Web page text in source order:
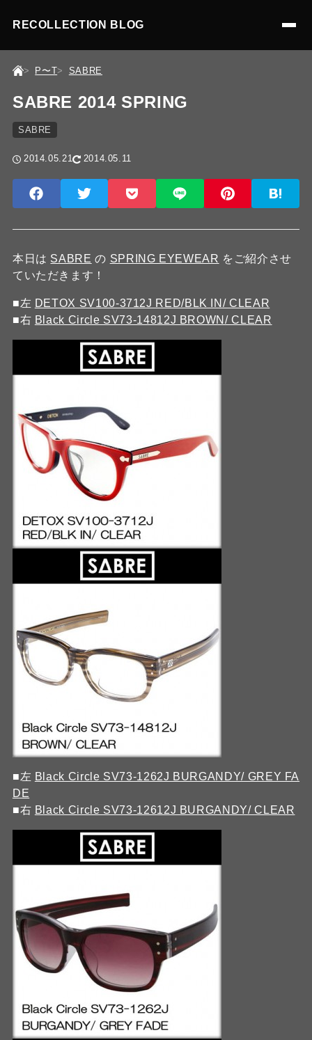
RECOLLECTION BLOG
P〜T SABRE
SABRE 2014 SPRING
SABRE
2014.05.21 2014.05.11
本日は SABRE の SPRING EYEWEAR をご紹介させ
ていただきます！
■左 DETOX SV100-3712J RED/BLK IN/ CLEAR
■右 Black Circle SV73-14812J BROWN/ CLEAR
■左 Black Circle SV73-1262J BURGANDY/ GREY FA
DE
■右 Black Circle SV73-12612J BURGANDY/ CLEAR